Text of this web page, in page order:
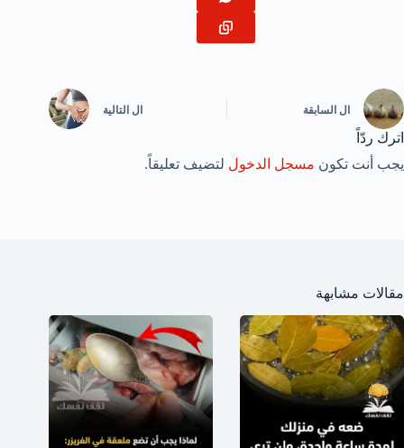
ال السابقة ال التالية
اترك ردّاً
يجب أنت تكون مسجل الدخول لتضيف تعليقاً.
مقالات مشابهة